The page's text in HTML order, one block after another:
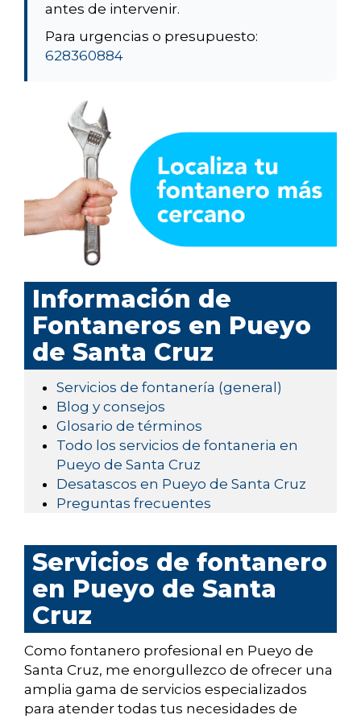
antes de intervenir.
Para urgencias o presupuesto:
628360884
Información de
Fontaneros en Pueyo
de Santa Cruz
Servicios de fontanería (general)
Blog y consejos
Glosario de términos
Todo los servicios de fontaneria en
Pueyo de Santa Cruz
Desatascos en Pueyo de Santa Cruz
Preguntas frecuentes
Servicios de fontanero
en Pueyo de Santa
Cruz
Como fontanero profesional en Pueyo de
Santa Cruz, me enorgullezco de ofrecer una
amplia gama de servicios especializados
para atender todas tus necesidades de